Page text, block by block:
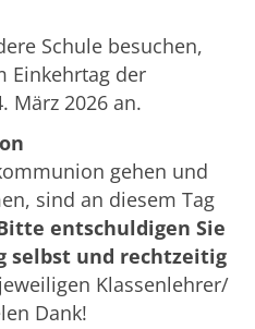
Schule besuchen,
Einkehrtag der
März 2026 an.
gehen und
sind an diesem Tag
entschuldigen Sie
selbst und rechtzeitig
Klassenlehrer/
Dank!